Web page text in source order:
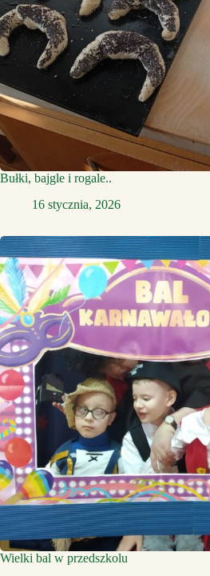
Bułki, bajgle i rogale..
16 stycznia, 2026
Wielki bal w przedszkolu